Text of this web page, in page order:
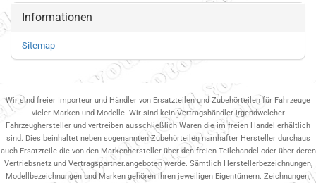
Informationen
Sitemap
Wir sind freier Importeur und Händler von Ersatzteilen und Zubehörteilen für Fahrzeuge
vieler Marken und Modelle. Wir sind kein Vertragshändler irgendwelcher
Fahrzeughersteller und vertreiben ausschließlich Waren die im freien Handel erhältlich
sind. Dies beinhaltet neben sogenannten Zubehörteilen namhafter Hersteller durchaus
auch Ersatzteile die von den Markenhersteller über den freien Teilehandel oder über deren
Vertriebsnetz und Vertragspartner.angeboten werde. Sämtlich Herstellerbezeichnungen,
Modellbezeichnungen und Marken gehören ihren jeweiligen Eigentümern. Zeichnungen,